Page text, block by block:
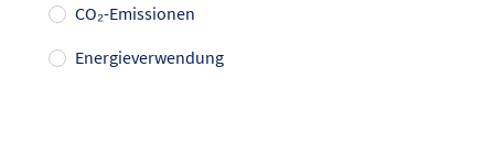
CO₂-Emissionen
Energieverwendung